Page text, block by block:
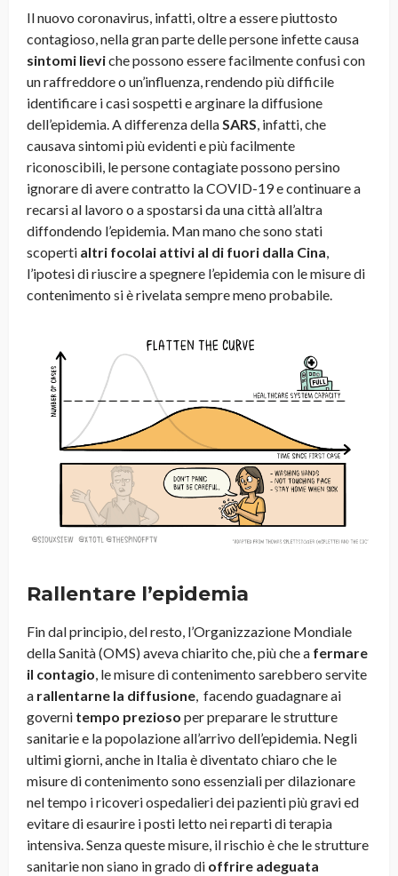
Il nuovo coronavirus, infatti, oltre a essere piuttosto
contagioso, nella gran parte delle persone infette causa
sintomi lieviche possono essere facilmente confusi con
un raffreddore o un’influenza, rendendo più difficile
identificare i casi sospetti e arginare la diffusione
dell’epidemia. A differenza dellaSARS, infatti, che
causava sintomi più evidenti e più facilmente
riconoscibili, le persone contagiate possono persino
ignorare di avere contratto la COVID-19 e continuare a
recarsi al lavoro o a spostarsi da una città all’altra
diffondendo l’epidemia. Man mano che sono stati
scoperti altri focolai attivi al di fuori dalla Cina,
l’ipotesi di riuscire a spegnere l’epidemia con le misure di
contenimento si è rivelata sempre meno probabile.
Rallentare l’epidemia
Fin dal principio, del resto, l’Organizzazione Mondiale
della Sanità (OMS) aveva chiarito che, più che a fermare
il contagio, le misure di contenimento sarebbero servite
a rallentarne la diffusione, facendo guadagnare ai
governi tempo prezioso per preparare le strutture
sanitarie e la popolazione all’arrivo dell’epidemia. Negli
ultimi giorni, anche in Italia è diventato chiaro che le
misure di contenimento sono essenziali per dilazionare
nel tempo i ricoveri ospedalieri dei pazienti più gravi ed
evitare di esaurire i posti letto nei reparti di terapia
intensiva. Senza queste misure, il rischio è che le strutture
sanitarie non siano in grado di offrire adeguata